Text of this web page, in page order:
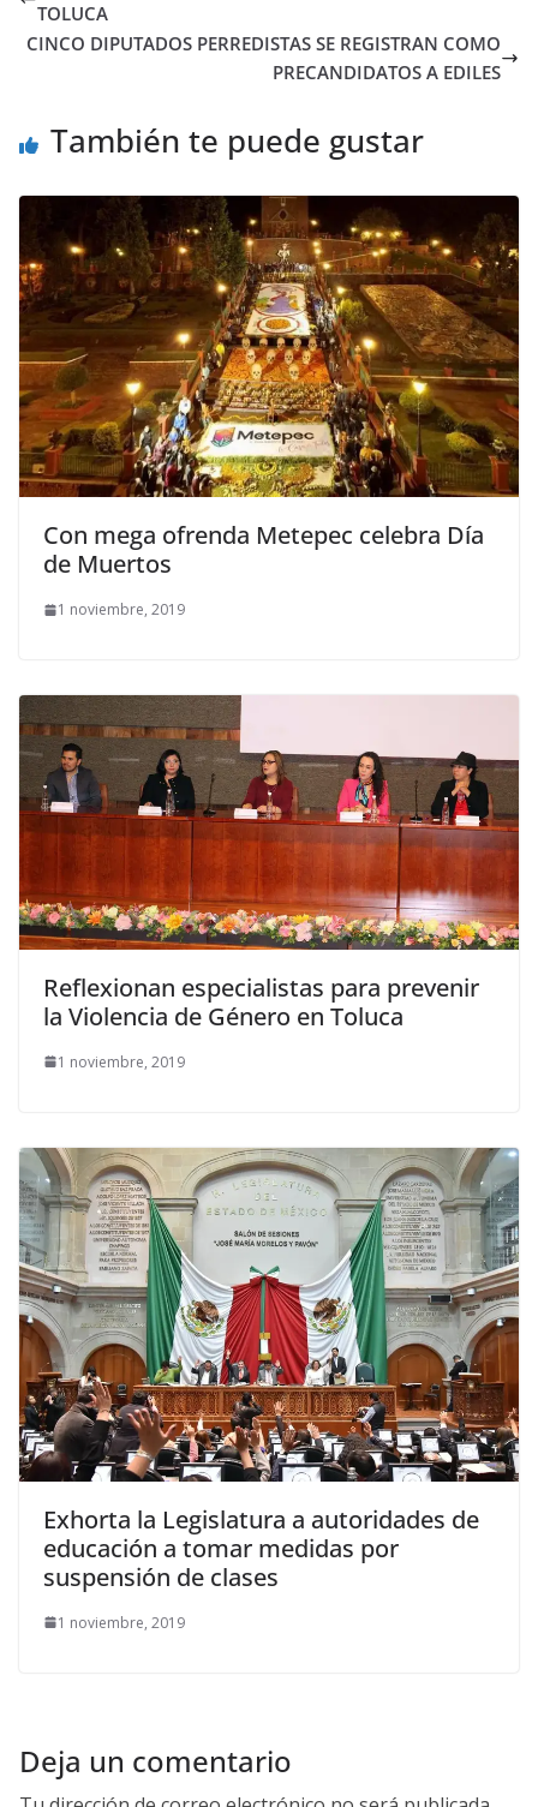
TOLUCA
CINCO DIPUTADOS PERREDISTAS SE REGISTRAN COMO
PRECANDIDATOS A EDILES
También te puede gustar
Con mega ofrenda Metepec celebra Día
de Muertos
1 noviembre, 2019
Reflexionan especialistas para prevenir
la Violencia de Género en Toluca
1 noviembre, 2019
Exhorta la Legislatura a autoridades de
educación a tomar medidas por
suspensión de clases
1 noviembre, 2019
Deja un comentario